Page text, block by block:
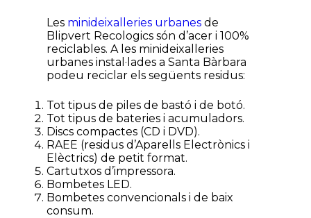
Les minideixalleries urbanes de
Blipvert Recologics són d’acer i 100%
reciclables. A les minideixalleries
urbanes instal·lades a Santa Bàrbara
podeu reciclar els següents residus:
Tot tipus de piles de bastó i de botó.
Tot tipus de bateries i acumuladors.
Discs compactes (CD i DVD).
RAEE (residus d’Aparells Electrònics i
Elèctrics) de petit format.
Cartutxos d’impressora.
Bombetes LED.
Bombetes convencionals i de baix
consum.